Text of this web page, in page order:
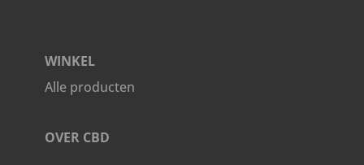
WINKEL
Alle producten
OVER CBD